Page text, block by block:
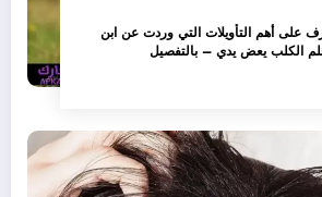
على أهم التأويلات التي وردت عن ابن
الكلب يعض يدي – بالتفصيل